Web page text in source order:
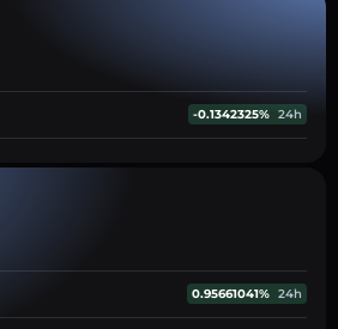
-0.1342325% 24h
0.95661041% 24h